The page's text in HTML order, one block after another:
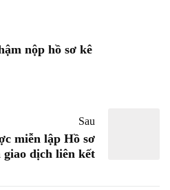
nộp hồ sơ kê
Sau
miễn lập Hồ sơ
giao dịch liên kết